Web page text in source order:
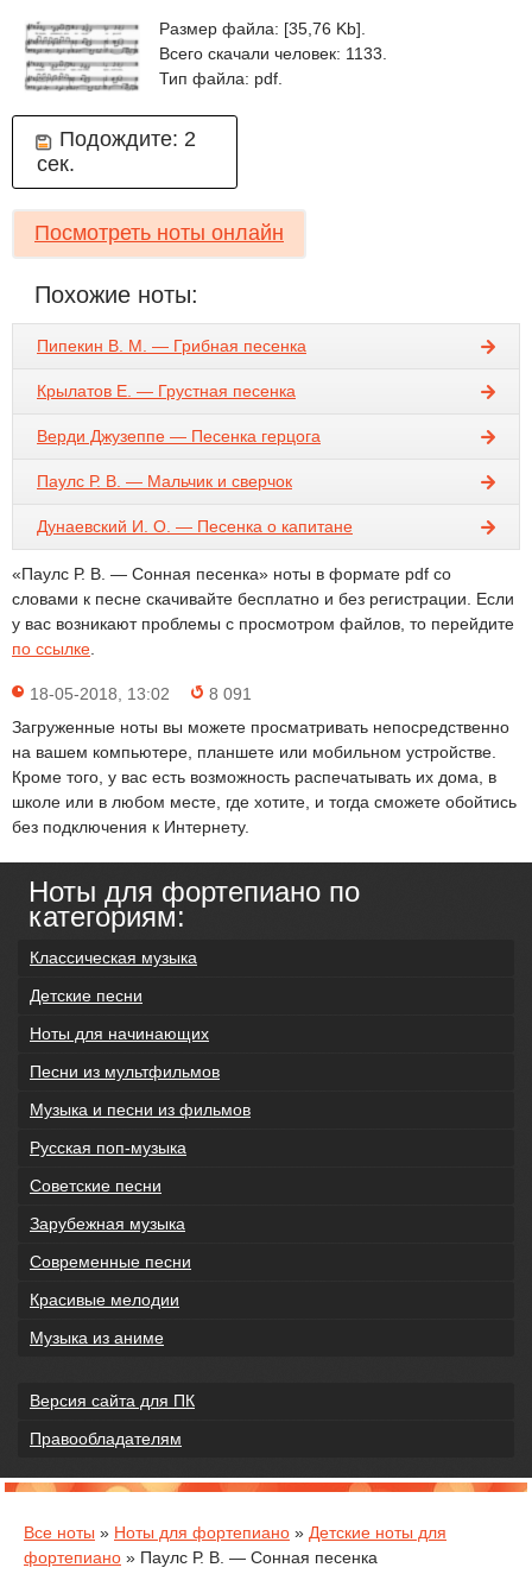
Размер файла: [35,76 Kb].
Всего скачали человек: 1133.
Тип файла: pdf.
Подождите: 2
сек.
Посмотреть ноты онлайн
Похожие ноты:
Пипекин В. М. — Грибная песенка
Крылатов Е. — Грустная песенка
Верди Джузеппе — Песенка герцога
Паулс Р. В. — Мальчик и сверчок
Дунаевский И. О. — Песенка о капитане
«Паулс Р. В. — Сонная песенка» ноты в формате pdf со
словами к песне скачивайте бесплатно и без регистрации. Если
у вас возникают проблемы с просмотром файлов, то перейдите
по ссылке
18-05-2018, 13:02
8 091
Загруженные ноты вы можете просматривать непосредственно
на вашем компьютере, планшете или мобильном устройстве.
Кроме того, у вас есть возможность распечатывать их дома, в
школе или в любом месте, где хотите, и тогда сможете обойтись
без подключения к Интернету.
Ноты для фортепиано по
категориям:
Классическая музыка
Детские песни
Ноты для начинающих
Песни из мультфильмов
Музыка и песни из фильмов
Русская поп-музыка
Советские песни
Зарубежная музыка
Современные песни
Красивые мелодии
Музыка из аниме
Версия сайта для ПК
Правообладателям
Все ноты » Ноты для фортепиано » Детские ноты для
фортепиано » Паулс Р. В. — Сонная песенка